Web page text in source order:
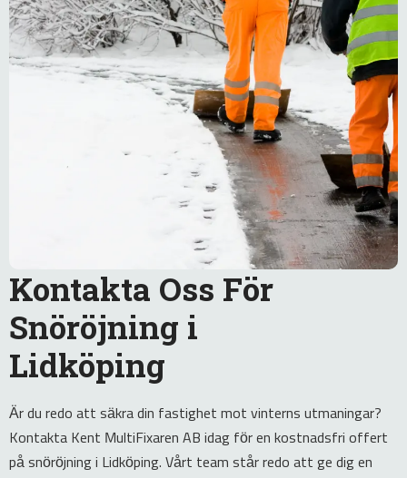
Kontakta Oss För
Snöröjning i
Lidköping
Är du redo att säkra din fastighet mot vinterns utmaningar?
Kontakta Kent MultiFixaren AB idag för en kostnadsfri offert
på snöröjning i Lidköping. Vårt team står redo att ge dig en